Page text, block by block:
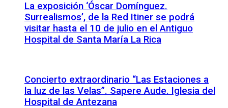
La exposición ‘Óscar Domínguez.
Surrealismos’, de la Red Itiner se podrá
visitar hasta el 10 de julio en el Antiguo
Hospital de Santa María La Rica
Concierto extraordinario “Las Estaciones a
la luz de las Velas”. Sapere Aude. Iglesia del
Hospital de Antezana